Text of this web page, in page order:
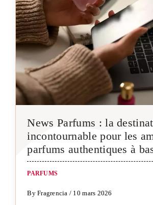
News Parfums : la
incontournable pour les
parfums authentiques à
PARFUMS
By Fragrencia / 10 mars 2026